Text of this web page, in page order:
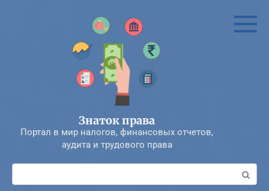
Знаток права
Портал в мир налогов, финансовых отчетов,
аудита и трудового права
Поиск: